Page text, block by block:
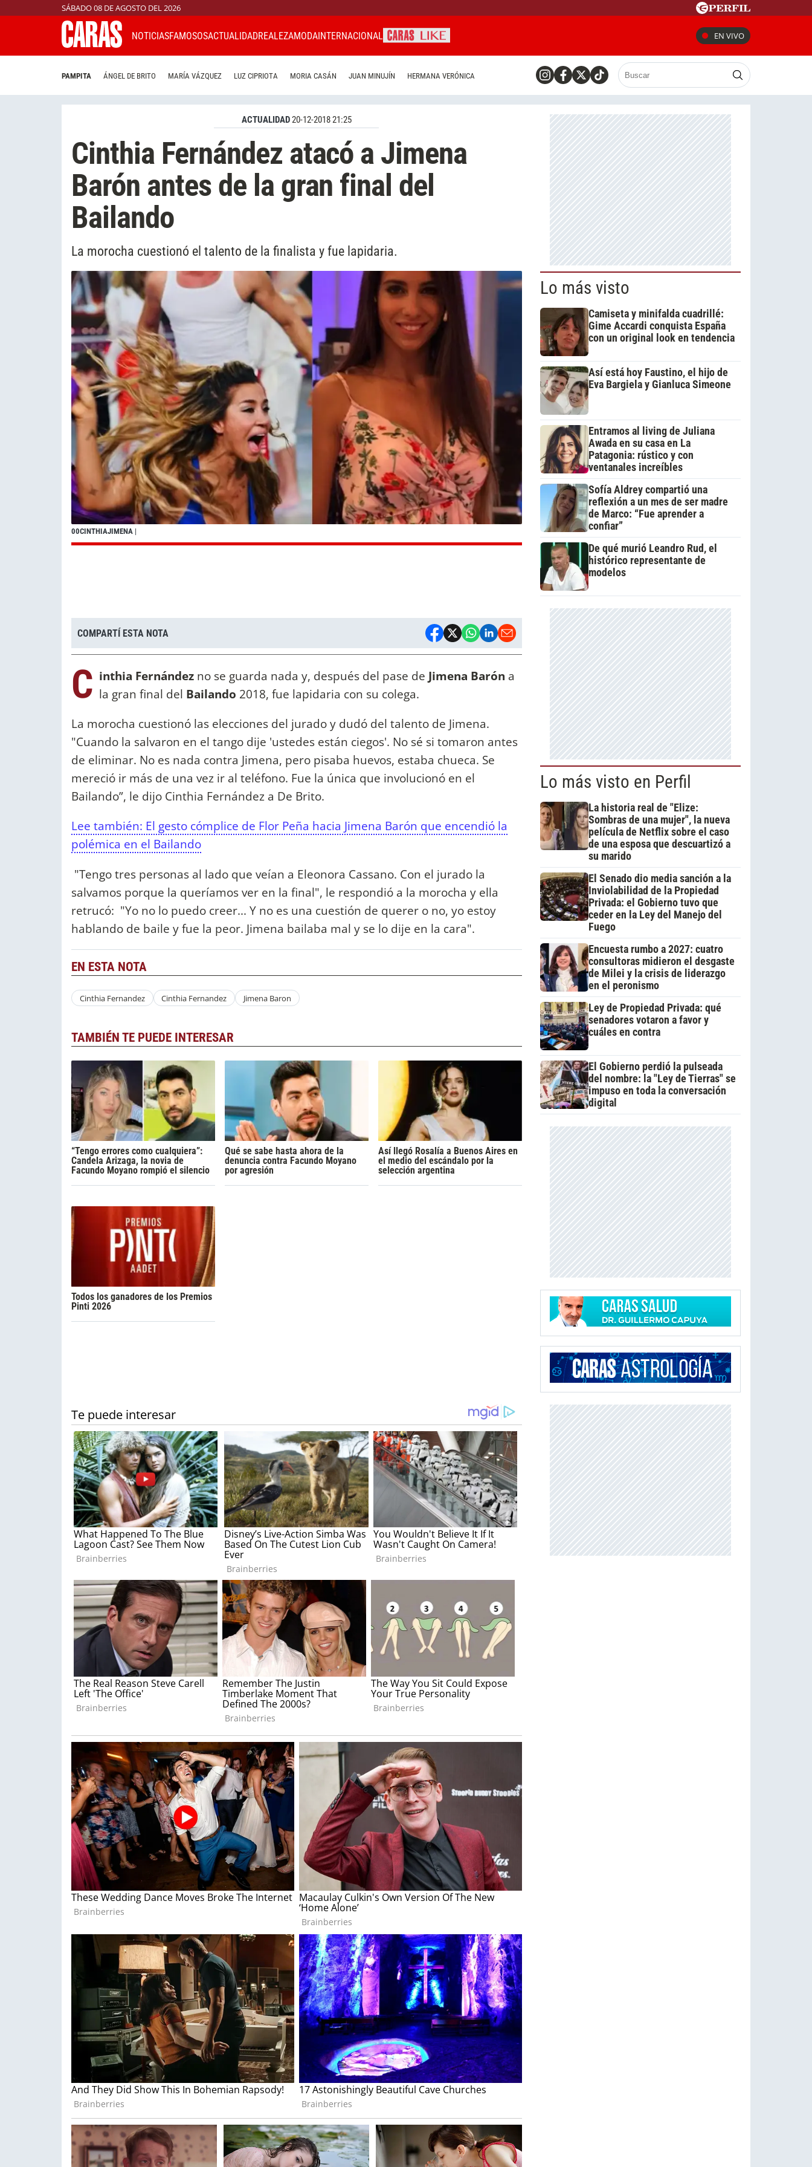
SÁBADO 08 DE AGOSTO DEL 2026
NOTICIASFAMOSOSACTUALIDADREALEZAMODAINTERNACIONAL EN VIVO
PAMPITA ÁNGEL DE BRITO MARÍA VÁZQUEZ LUZ CIPRIOTA MORIA CASÁN JUAN MINUJÍN HERMANA VERÓNICA
ACTUALIDAD20-12-2018 21:25
Cinthia Fernández atacó a Jimena
Barón antes de la gran final del
Bailando
La morocha cuestionó el talento de la finalista y fue lapidaria.
00CINTHIAJIMENA |
COMPARTÍ ESTA NOTA
C inthia Fernández no se guarda nada y, después del pase de Jimena Barón a
la gran final del Bailando 2018, fue lapidaria con su colega.
La morocha cuestionó las elecciones del jurado y dudó del talento de Jimena.
"Cuando la salvaron en el tango dije 'ustedes están ciegos'. No sé si tomaron antes
de eliminar. No es nada contra Jimena, pero pisaba huevos, estaba chueca. Se
mereció ir más de una vez ir al teléfono. Fue la única que involucionó en el
Bailando”, le dijo Cinthia Fernández a De Brito.
Lee también: El gesto cómplice de Flor Peña hacia Jimena Barón que encendió la
polémica en el Bailando
"Tengo tres personas al lado que veían a Eleonora Cassano. Con el jurado la
salvamos porque la queríamos ver en la final", le respondió a la morocha y ella
retrucó: "Yo no lo puedo creer... Y no es una cuestión de querer o no, yo estoy
hablando de baile y fue la peor. Jimena bailaba mal y se lo dije en la cara".
EN ESTA NOTA
Cinthia Fernandez Cinthia Fernandez Jimena Baron
TAMBIÉN TE PUEDE INTERESAR
“Tengo errores como cualquiera”:
Candela Arizaga, la novia de
Facundo Moyano rompió el silencio
Qué se sabe hasta ahora de la
denuncia contra Facundo Moyano
por agresión
Así llegó Rosalía a Buenos Aires en
el medio del escándalo por la
selección argentina
Todos los ganadores de los Premios
Pinti 2026
Lo más visto
Camiseta y minifalda cuadrillé:
Gime Accardi conquista España
con un original look en tendencia
Así está hoy Faustino, el hijo de
Eva Bargiela y Gianluca Simeone
Entramos al living de Juliana
Awada en su casa en La
Patagonia: rústico y con
ventanales increíbles
Sofía Aldrey compartió una
reflexión a un mes de ser madre
de Marco: “Fue aprender a
confiar”
De qué murió Leandro Rud, el
histórico representante de
modelos
Lo más visto en Perfil
La historia real de "Elize:
Sombras de una mujer", la nueva
película de Netflix sobre el caso
de una esposa que descuartizó a
su marido
El Senado dio media sanción a la
Inviolabilidad de la Propiedad
Privada: el Gobierno tuvo que
ceder en la Ley del Manejo del
Fuego
Encuesta rumbo a 2027: cuatro
consultoras midieron el desgaste
de Milei y la crisis de liderazgo
en el peronismo
Ley de Propiedad Privada: qué
senadores votaron a favor y
cuáles en contra
El Gobierno perdió la pulseada
del nombre: la "Ley de Tierras" se
impuso en toda la conversación
digital